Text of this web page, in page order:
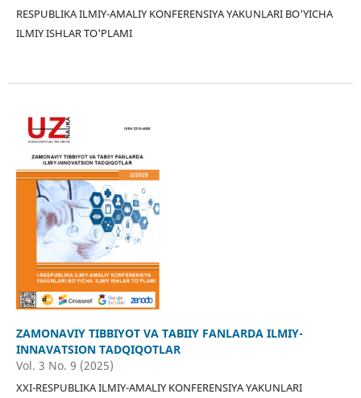
RESPUBLIKA ILMIY-AMALIY KONFERENSIYA YAKUNLARI BO'YICHA
ILMIY ISHLAR TO'PLAMI
ZAMONAVIY TIBBIYOT VA TABIIY FANLARDA ILMIY-
INNAVATSION TADQIQOTLAR
Vol. 3 No. 9 (2025)
XXI-RESPUBLIKA ILMIY-AMALIY KONFERENSIYA YAKUNLARI